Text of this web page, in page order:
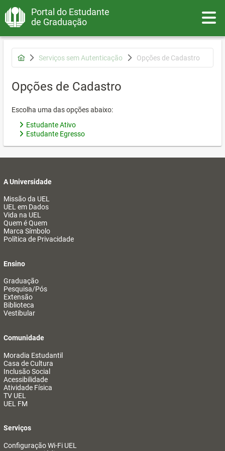
Portal do Estudante
de Graduação
Serviços sem Autenticação Opções de Cadastro
Opções de Cadastro
Escolha uma das opções abaixo:
Estudante Ativo
Estudante Egresso
A Universidade
Missão da UEL
UEL em Dados
Vida na UEL
Quem é Quem
Marca Símbolo
Política de Privacidade
Ensino
Graduação
Pesquisa/Pós
Extensão
Biblioteca
Vestibular
Comunidade
Moradia Estudantil
Casa de Cultura
Inclusão Social
Acessibilidade
Atividade Física
TV UEL
UEL FM
Serviços
Configuração Wi-Fi UEL